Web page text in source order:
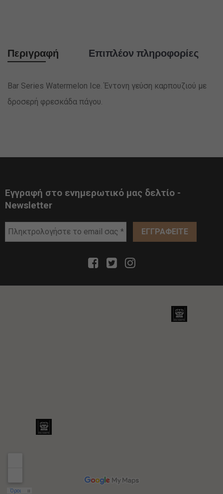
Περιγραφή Επιπλέον πληροφορίες
Bar Series Watermelon Ice. Έντονη γεύση καρπουζιού με
δροσερή φρεσκάδα πάγου.
Εγγραφή στο ενημερωτικό μας δελτίο -
Newsletter